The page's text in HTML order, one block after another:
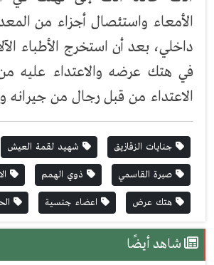
الأمعاء واستئصال أجزاء من
داخلي، بعد أن استخرج الأطباء
في هتك عرضه والاعتداء عليه
الاعتداء من قبل رجال من جيرانه
جنايات الزقازيق
شهيد لقمة العيش
صبرة القاسمي
ذوي الهمم
هتك عرض
اعضاء جنسية
شاهد أيضًا